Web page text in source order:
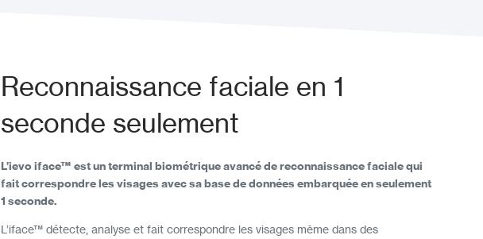
Reconnaissance faciale en 1
seconde seulement
L’ievo iface™ est un terminal biométrique avancé de reconnaissance faciale qui
fait correspondre les visages avec sa base de données embarquée en seulement
1 seconde.
L’iface™ détecte, analyse et fait correspondre les visages même dans des